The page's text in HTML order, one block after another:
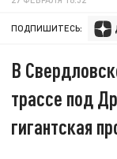
ПОДПИШИТЕСЬ:
В
трассе под
гигантская